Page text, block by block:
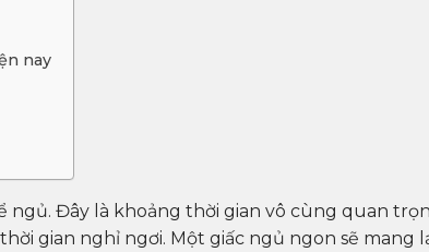
nay
ngủ. Đây là khoảng thời gian vô cùng quan
gian nghỉ ngơi. Một giấc ngủ ngon sẽ mang